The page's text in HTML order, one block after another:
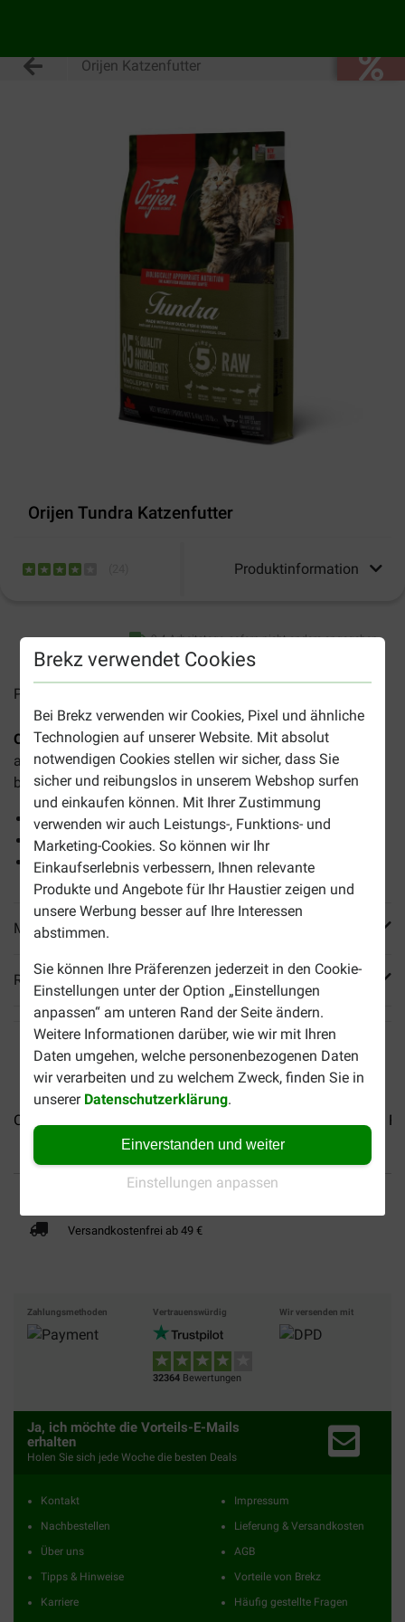
Brekz verwendet Cookies
Bei Brekz verwenden wir Cookies, Pixel und ähnliche
Technologien auf unserer Website. Mit absolut
notwendigen Cookies stellen wir sicher, dass Sie
sicher und reibungslos in unserem Webshop surfen
und einkaufen können. Mit Ihrer Zustimmung
verwenden wir auch Leistungs-, Funktions- und
Marketing-Cookies. So können wir Ihr
Einkaufserlebnis verbessern, Ihnen relevante
Produkte und Angebote für Ihr Haustier zeigen und
unsere Werbung besser auf Ihre Interessen
abstimmen.
Sie können Ihre Präferenzen jederzeit in den Cookie-
Einstellungen unter der Option „Einstellungen
anpassen“ am unteren Rand der Seite ändern.
Weitere Informationen darüber, wie wir mit Ihren
Daten umgehen, welche personenbezogenen Daten
wir verarbeiten und zu welchem Zweck, finden Sie in
unserer Datenschutzerklärung.
Einverstanden und weiter
Einstellungen anpassen
Orijen Katzenfutter
Orijen Tundra Katzenfutter
Produktinformation
2-4 Arbeitstage, sofern nicht anders angegeben
Preise inkl. MwSt zzgl.
Orijen Tundra Katzenfutterist ein natürliches Futter, das
aus den besten tierischen und pflanzlichen Zutaten
besteht. Das Futter ist für jede Katze geeignet, die Vorteile:
Reich an tierischen Proteinen
Sehr natürliche Ernährung
Auch für wählerische Esser ein Genuss
Mehr Produktinfos
Reviews
Orijen Original Cat... Orijen
Bis 30% günstiger Sicher bezahlen
Versandkostenfrei ab 49 €
Zahlungsmethoden Vertrauenswürdig
32364 Bewertungen
Wir versenden mit
Ja, ich möchte die Vorteils-E-Mails
erhalten
Holen Sie sich jede Woche die besten Deals
Kontakt
Nachbestellen
Über uns
Tipps & Hinweise
Karriere
Impressum
Lieferung & Versandkosten
AGB
Vorteile von Brekz
Häufig gestellte Fragen